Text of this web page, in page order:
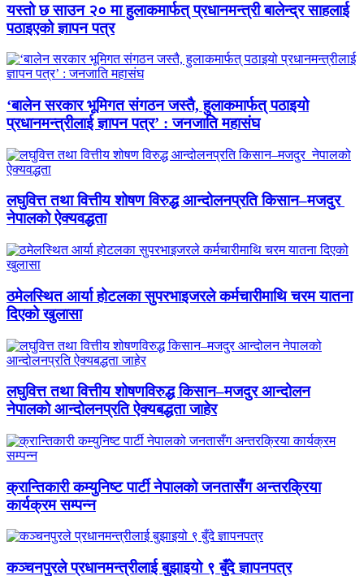
यस्तो छ साउन २० मा हुलाकमार्फत् प्रधानमन्त्री बालेन्द्र साहलाई
पठाइएको ज्ञापन पत्र
‘बालेन सरकार भूमिगत संगठन जस्तै, हुलाकमार्फत् पठाइयो
प्रधानमन्त्रीलाई ज्ञापन पत्र’ : जनजाति महासंघ
लघुवित्त तथा वित्तीय शोषण विरुद्ध आन्दोलनप्रति किसान–मजदुर
नेपालको ऐक्यवद्धता
ठमेलस्थित आर्या होटलका सुपरभाइजरले कर्मचारीमाथि चरम यातना
दिएको खुलासा
लघुवित्त तथा वित्तीय शोषणविरुद्ध किसान–मजदुर आन्दोलन
नेपालको आन्दोलनप्रति ऐक्यबद्धता जाहेर
क्रान्तिकारी कम्युनिष्ट पार्टी नेपालको जनतासँग अन्तरक्रिया
कार्यक्रम सम्पन्न
कञ्चनपुरले प्रधानमन्त्रीलाई बुझाइयो ९ बुँदे ज्ञापनपत्र